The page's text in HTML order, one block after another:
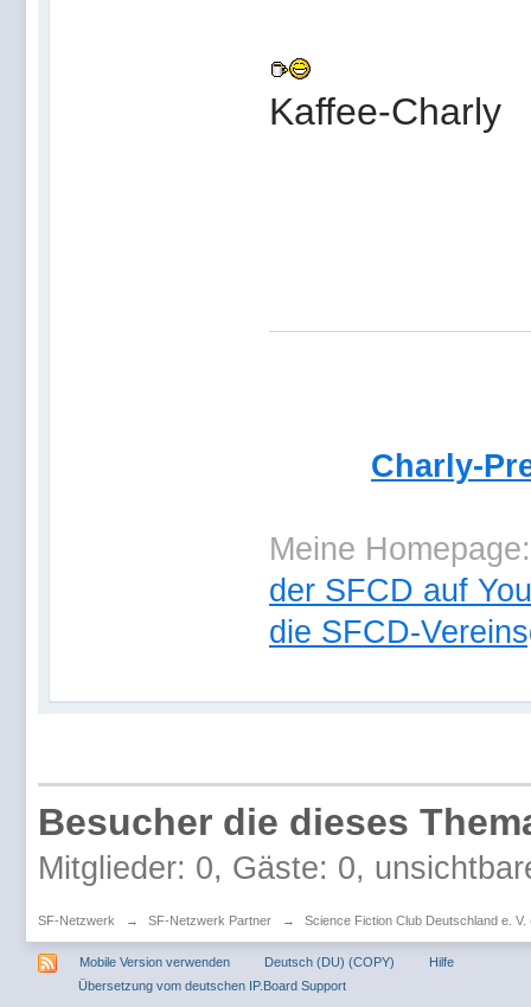
Kaffee-Charly
Charly-
Meine
der SFCD auf
die SFCD-
Besucher die dieses
Mitglieder: 0, Gäste: 0,
SF-Netzwerk → SF-Netzwerk Partner → Science Fiction Club Deutschland e. V.
Mobile Version verwenden Deutsch (DU) (COPY)
Hilfe
Übersetzung vom deutschen IP.Board Support